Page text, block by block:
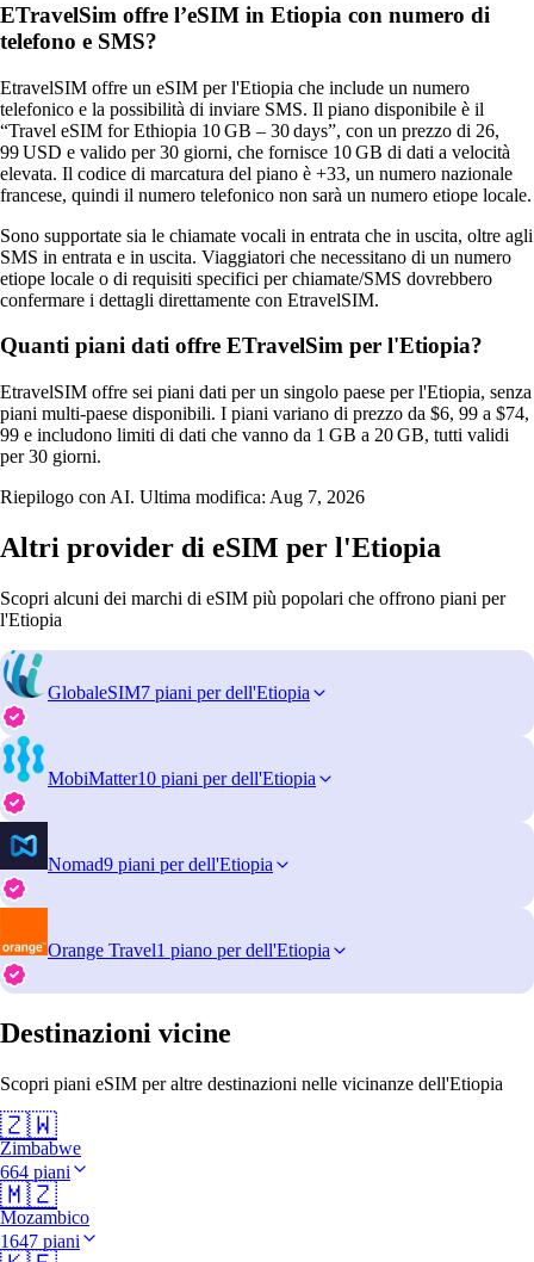
ETravelSim offre l’eSIM in Etiopia con numero di
telefono e SMS?
EtravelSIM offre un eSIM per l'Etiopia che include un numero
telefonico e la possibilità di inviare SMS. Il piano disponibile è il
“Travel eSIM for Ethiopia 10 GB – 30 days”, con un prezzo di 26,
99 USD e valido per 30 giorni, che fornisce 10 GB di dati a velocità
elevata. Il codice di marcatura del piano è +33, un numero nazionale
francese, quindi il numero telefonico non sarà un numero etiope locale.
Sono supportate sia le chiamate vocali in entrata che in uscita, oltre agli
SMS in entrata e in uscita. Viaggiatori che necessitano di un numero
etiope locale o di requisiti specifici per chiamate/SMS dovrebbero
confermare i dettagli direttamente con EtravelSIM.
Quanti piani dati offre ETravelSim per l'Etiopia?
EtravelSIM offre sei piani dati per un singolo paese per l'Etiopia, senza
piani multi‑paese disponibili. I piani variano di prezzo da $6, 99 a $74,
99 e includono limiti di dati che vanno da 1 GB a 20 GB, tutti validi
per 30 giorni.
Riepilogo con AI. Ultima modifica: Aug 7, 2026
Altri provider di eSIM per l'Etiopia
Scopri alcuni dei marchi di eSIM più popolari che offrono piani per
l'Etiopia
GlobaleSIM7 piani per dell'Etiopia
MobiMatter10 piani per dell'Etiopia
Nomad9 piani per dell'Etiopia
Orange Travel1 piano per dell'Etiopia
Destinazioni vicine
Scopri piani eSIM per altre destinazioni nelle vicinanze dell'Etiopia
🇿🇼
Zimbabwe
664 piani
🇲🇿
Mozambico
1647 piani